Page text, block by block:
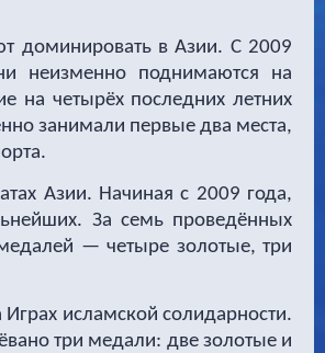
доминировать в Азии. С 2009
неизменно поднимаются на
на четырёх последних летних
занимали первые два места,
Азии. Начиная с 2009 года,
За семь проведённых
— четыре золотые, три
исламской солидарности.
три медали: две золотые и